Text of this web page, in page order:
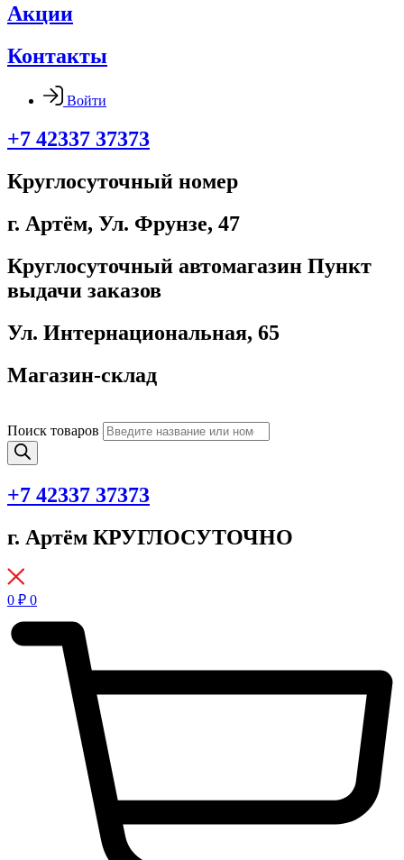
Акции
Контакты
Войти
+7 42337 37373
Круглосуточный номер
г. Артём, ​Ул. Фрунзе, 47
Круглосуточный автомагазин Пункт
выдачи заказов
Ул. Интернациональная, 65
Магазин-склад
Поиск товаров
+7 42337 37373
г. Артём КРУГЛОСУТОЧНО
0 ₽ 0